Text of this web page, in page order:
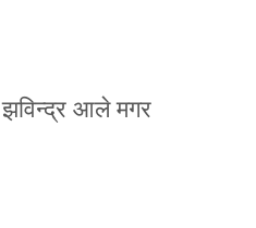
झविन्द्र आले मगर